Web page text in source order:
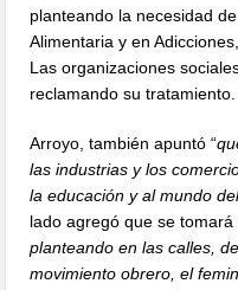
planteando la necesidad
Alimentaria y en
Las organizaciones
reclamando su tratamiento.
Arroyo, también apuntó “
las industrias y los
la educación y al mundo
lado agregó que se tomará
planteando en las calles,
movimiento obrero, el